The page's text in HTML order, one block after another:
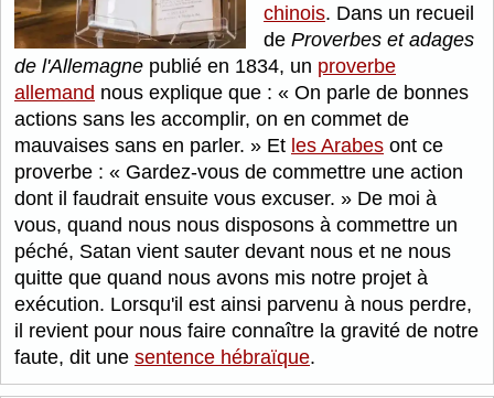
chinois. Dans un recueil
de Proverbes et adages
de l'Allemagne publié en 1834, un proverbe
allemand nous explique que :
On parle de bonnes
actions sans les accomplir, on en commet de
mauvaises sans en parler.
Et les Arabes ont ce
proverbe :
Gardez-vous de commettre une action
dont il faudrait ensuite vous excuser.
De moi à
vous, quand nous nous disposons à commettre un
péché, Satan vient sauter devant nous et ne nous
quitte que quand nous avons mis notre projet à
exécution. Lorsqu'il est ainsi parvenu à nous perdre,
il revient pour nous faire connaître la gravité de notre
faute, dit une sentence hébraïque.